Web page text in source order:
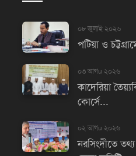
০৮ জুলাই ২০২৬
পটিয়া ও
০৩ আগu ২০২৬
কাদেরিয়া
কোর্সে...
০২ আগu ২০২৬
নরসিংদীতে